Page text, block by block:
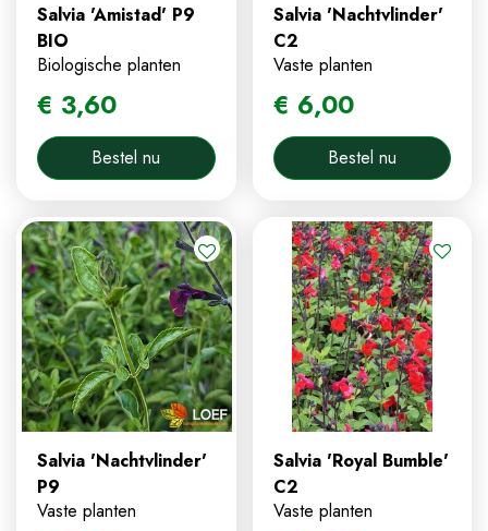
Salvia 'Amistad' P9
BIO
Biologische planten
€ 3,60
Bestel nu
Salvia 'Nachtvlinder'
C2
Vaste planten
€ 6,00
Bestel nu
Salvia 'Nachtvlinder'
P9
Vaste planten
Salvia 'Royal Bumble'
C2
Vaste planten